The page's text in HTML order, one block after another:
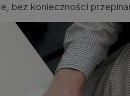
bez konieczności